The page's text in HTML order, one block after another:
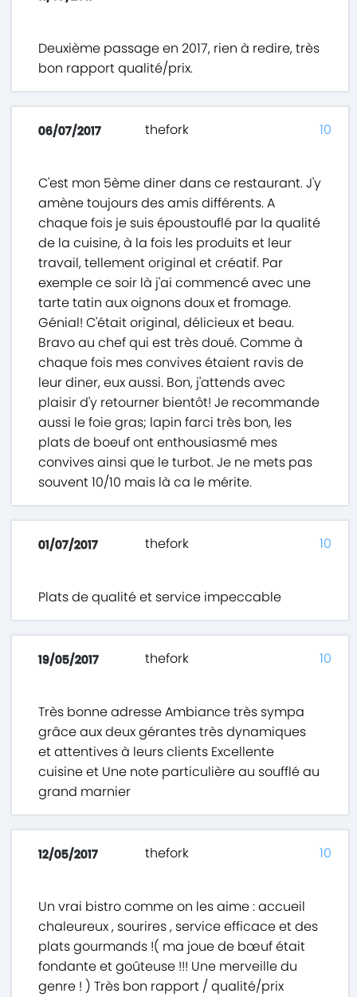
Deuxième passage en 2017, rien à redire, très
bon rapport qualité/prix.
06/07/2017 thefork
C'est mon 5ème diner dans ce restaurant. J'y
amène toujours des amis différents. A
chaque fois je suis époustouflé par la qualité
de la cuisine, à la fois les produits et leur
travail, tellement original et créatif. Par
exemple ce soir là j'ai commencé avec une
tarte tatin aux oignons doux et fromage.
Génial! C'était original, délicieux et beau.
Bravo au chef qui est très doué. Comme à
chaque fois mes convives étaient ravis de
leur diner, eux aussi. Bon, j'attends avec
plaisir d'y retourner bientôt! Je recommande
aussi le foie gras; lapin farci très bon, les
plats de boeuf ont enthousiasmé mes
convives ainsi que le turbot. Je ne mets pas
souvent 10/10 mais là ca le mérite.
10
01/07/2017 thefork
Plats de qualité et service impeccable
10
19/05/2017 thefork
Très bonne adresse Ambiance très sympa
grâce aux deux gérantes très dynamiques
et attentives à leurs clients Excellente
cuisine et Une note particulière au soufflé au
grand marnier
10
12/05/2017 thefork
Un vrai bistro comme on les aime : accueil
chaleureux , sourires , service efficace et des
plats gourmands !( ma joue de bœuf était
fondante et goûteuse !!! Une merveille du
genre ! ) Très bon rapport / qualité/prix
10